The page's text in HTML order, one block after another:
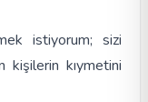
istiyorum; sizi
kişilerin kıymetini